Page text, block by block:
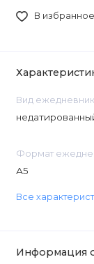
В избранное
Вид
Формат
А5
Все
Информация